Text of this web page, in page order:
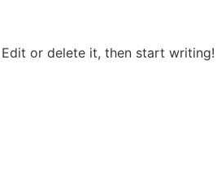
or delete it, then start writing!